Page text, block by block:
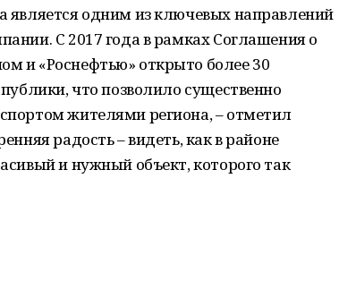
является одним из ключевых направлений
С 2017 года в рамках Соглашения о
и «Роснефтью» открыто более 30
что позволило существенно
жителями региона, – отметил
радость – видеть, как в районе
и нужный объект, которого так